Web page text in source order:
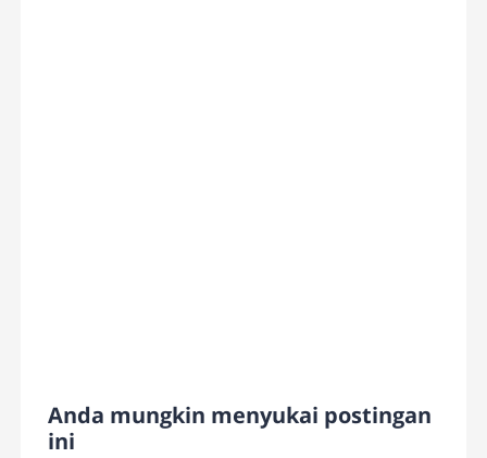
Anda mungkin menyukai postingan
ini